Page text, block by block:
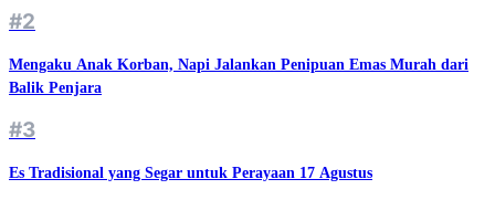
#2
Mengaku Anak Korban, Napi Jalankan Penipuan Emas Murah dari
Balik Penjara
#3
Es Tradisional yang Segar untuk Perayaan 17 Agustus